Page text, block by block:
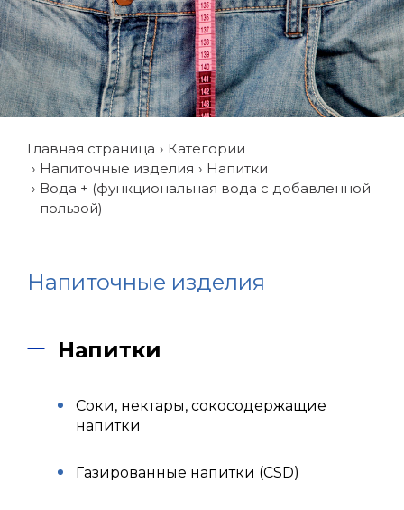
Главная страница
Категории
Напиточные изделия
Напитки
Вода + (функциональная вода с добавленной
пользой)
Напиточные изделия
Напитки
Соки, нектары, сокосодержащие
напитки
Газированные напитки (CSD)